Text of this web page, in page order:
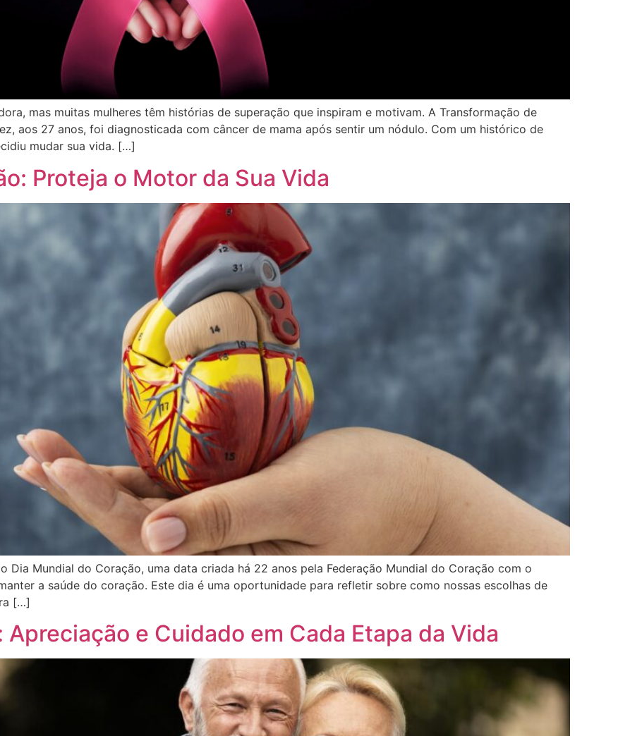
mas muitas mulheres têm histórias de superação que inspiram e motivam. A Transformação de
aos 27 anos, foi diagnosticada com câncer de mama após sentir um nódulo. Com um histórico de
mudar sua vida. […]
Proteja o Motor da Sua Vida
Dia Mundial do Coração, uma data criada há 22 anos pela Federação Mundial do Coração com o
a saúde do coração. Este dia é uma oportunidade para refletir sobre como nossas escolhas de
[…]
e Cuidado em Cada Etapa da Vida